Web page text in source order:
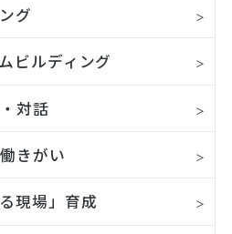
グ
ビルディング
対話
きがい
現場」育成